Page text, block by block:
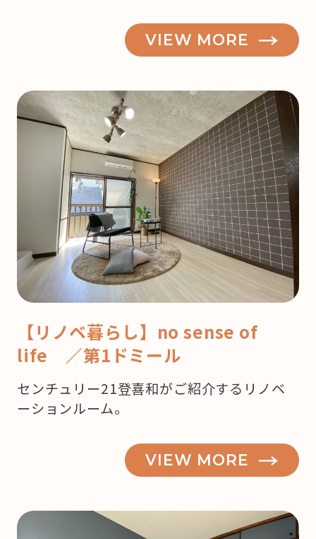
VIEW MORE
【リノベ暮らし】no sense of
life ／第1ドミール
センチュリー21登喜和がご紹介するリノベ
ーションルーム。
VIEW MORE